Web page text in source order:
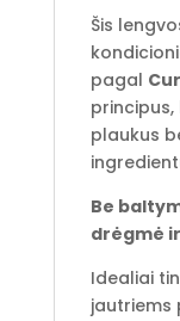
Šis
pagal
plaukus
Be
drėgmė
Idealiai
jautriems